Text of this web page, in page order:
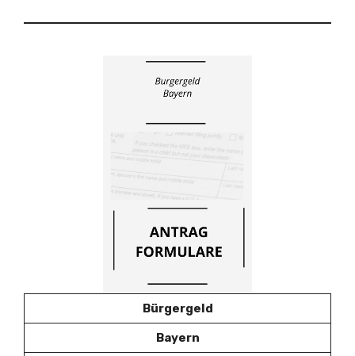
Bürgergeld
Bayern